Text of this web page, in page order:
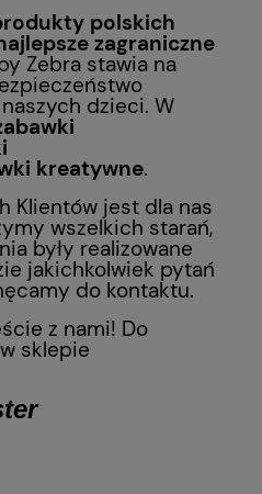
polskich
zagraniczne
Zebra stawia na
naszych dzieci. W
kreatywne.
Klientów jest dla nas
wszelkich starań,
były realizowane
jakichkolwiek pytań
do kontaktu.
z nami! Do
sklepie